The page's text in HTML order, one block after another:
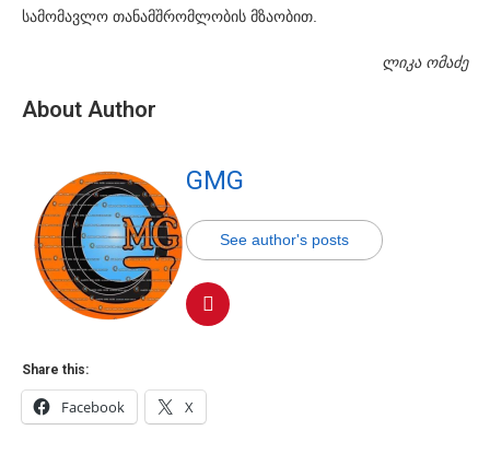
სამომავლო თანამშრომლობის მზაობით.
ლიკა ომაძე
About Author
GMG
See author's posts
Share this:
Facebook X